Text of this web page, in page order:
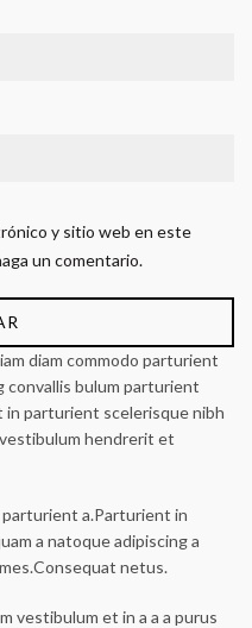
y sitio web en este
un comentario.
diam commodo parturient
convallis bulum parturient
parturient scelerisque nibh
hendrerit et
a.Parturient in
a natoque adipiscing a
netus.
vestibulum et in a a a purus